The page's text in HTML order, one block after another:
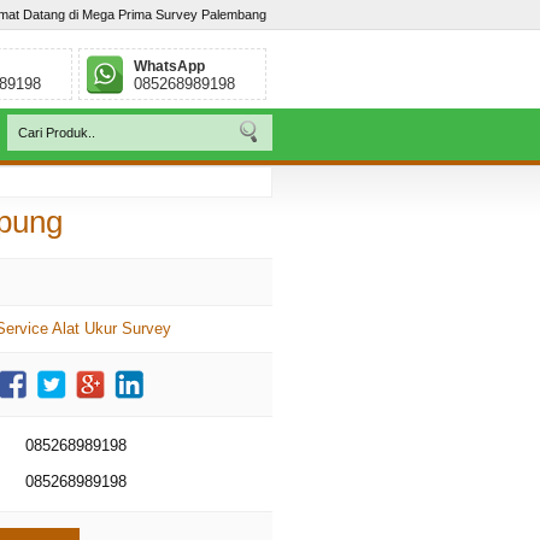
Datang di Mega Prima Survey Palembang
WhatsApp
085268989198
Alat Ukur Survey
085268989198
085268989198